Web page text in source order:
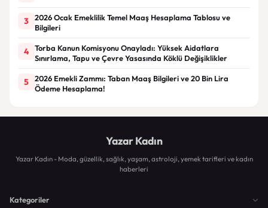
3
2026 Ocak Emeklilik Temel Maaş Hesaplama Tablosu ve
Bilgileri
4
Torba Kanun Komisyonu Onayladı: Yüksek Aidatlara
Sınırlama, Tapu ve Çevre Yasasında Köklü Değişiklikler
5
2026 Emekli Zammı: Taban Maaş Bilgileri ve 20 Bin Lira
Ödeme Hesaplama!
Yazar Kadın
Yazar Kadın - Moda, güzellik, sağlık, yaşam, astroloji, yemek tarifleri ve kadın
haberleri
Kategoriler